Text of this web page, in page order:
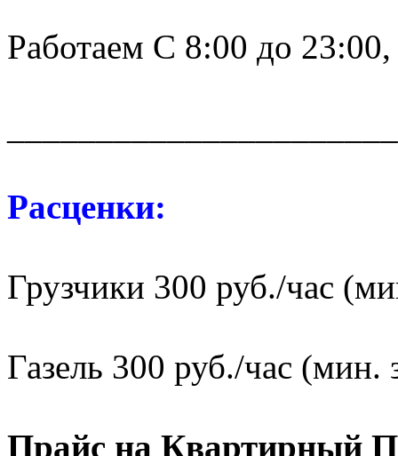
Работаем С 8:00 до
Расценки:
Грузчики 300 руб./час
Газель 300 руб./час (мин.
Прайс на Квартирный